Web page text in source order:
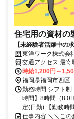
住宅用の資材の
【未経験者活躍中の
土日祝休み／２０～
東洋ワーク株式会
交通アクセス 最寄駅：九大学研
前線（車5分／自
寺駅より（車6分）
時給1,200円～
福岡県福岡市西区
勤務時間 シフト
時間】8時間（
定(日勤) 【勤務時
仕事内容 ＼＼こ